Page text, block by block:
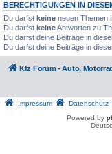
BERECHTIGUNGEN IN
Du darfst keine neuen Themen
Du darfst keineAntworten zu
Du darfst deine Beiträge in
Du darfst deine Beiträge in
Kfz Forum - Auto,
Impressum Datenschutz
Powered by